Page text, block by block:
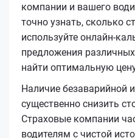
компании и вашего
точно узнать, сколько
используйте онлайн-
предложения
найти оптимальную
Наличие безаварийной
существенно снизить
Страховые компании
водителям с чистой